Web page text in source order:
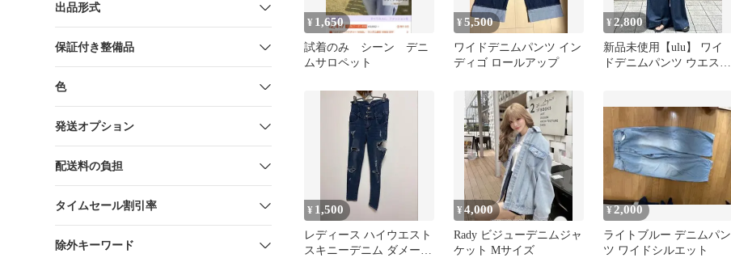
出品形式
保証付き整備品
色
発送オプション
配送料の負担
タイムセール割引率
除外キーワード
¥ 1,650
試着のみ シーン デニ
ムサロペット
¥5,500
ワイドデニムパンツ イン
ディゴ ロールアップ
¥2,800
新品未使用【ulu】 ワイ
ドデニムパンツ ウエスト
¥ 1,500
レディース ハイウエスト
スキニーデニム ダメージ
¥4,000
Rady ビジューデニムジャ
ケット Mサイズ
¥ 2,000
ライトブルー デニムパン
ツ ワイドシルエット